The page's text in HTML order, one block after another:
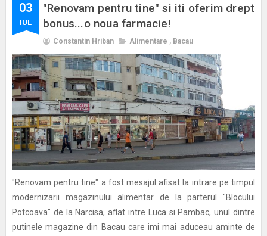
03
IUL
"Renovam pentru tine" si iti oferim drept
bonus...o noua farmacie!
Constantin Hriban Alimentare , Bacau
"Renovam pentru tine" a fost mesajul afisat la intrare pe timpul
modernizarii magazinului alimentar de la parterul "Blocului
Potcoava" de la Narcisa, aflat intre Luca si Pambac, unul dintre
putinele magazine din Bacau care imi mai aduceau aminte de